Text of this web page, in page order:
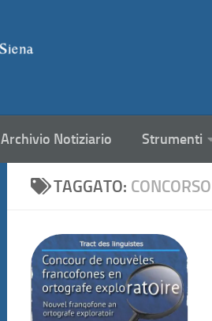
Archivio Notiziario Strumenti
TAGGATO: CONCORSO